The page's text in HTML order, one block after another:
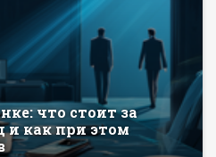
что стоит за
и как при этом